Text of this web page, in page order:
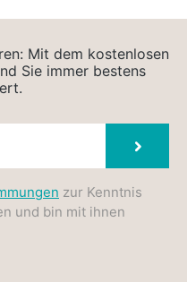
Mit dem kostenlosen
Sie immer bestens
zur Kenntnis
und bin mit ihnen